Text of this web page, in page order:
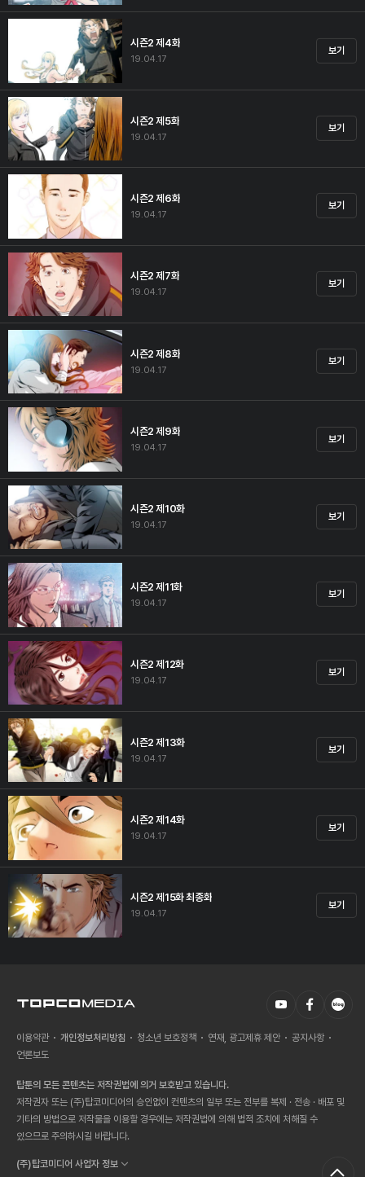
시즌2 제4화
19.04.17
보기
시즌2 제5화
19.04.17
보기
시즌2 제6화
19.04.17
보기
시즌2 제7화
19.04.17
보기
시즌2 제8화
19.04.17
보기
시즌2 제9화
19.04.17
보기
시즌2 제10화
19.04.17
보기
시즌2 제11화
19.04.17
보기
시즌2 제12화
19.04.17
보기
시즌2 제13화
19.04.17
보기
시즌2 제14화
19.04.17
보기
시즌2 제15화 최종화
19.04.17
보기
이용약관 개인정보처리방침 청소년 보호정책 연재, 광고제휴 제안
공지사항
언론보도
탑툰의 모든 콘텐츠는 저작권법에 의거 보호받고 있습니다.
저작권자 또는 (주)탑코미디어의 승인없이 컨텐츠의 일부 또는 전부를 복제 · 전송 · 배포 및
기타의 방법으로 저작물을 이용할 경우에는 저작권법에 의해 법적 조치에 처해질 수
있으므로 주의하시길 바랍니다.
(주)탑코미디어 사업자 정보